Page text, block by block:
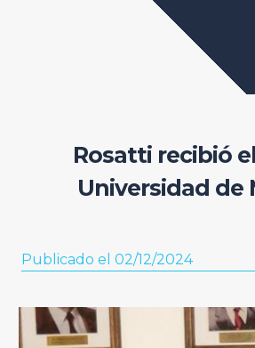
Rosatti recibió
Universidad de
Publicado el 02/12/2024